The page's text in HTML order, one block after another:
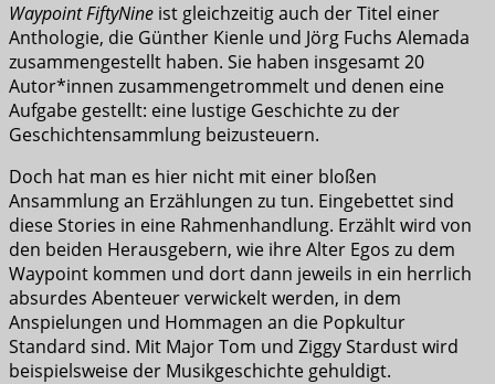
Waypoint FiftyNine ist gleichzeitig auch der Titel einer
Anthologie, die Günther Kienle und Jörg Fuchs Alemada
zusammengestellt haben. Sie haben insgesamt 20
Autor*innen zusammengetrommelt und denen eine
Aufgabe gestellt: eine lustige Geschichte zu der
Geschichtensammlung beizusteuern.
Doch hat man es hier nicht mit einer bloßen
Ansammlung an Erzählungen zu tun. Eingebettet sind
diese Stories in eine Rahmenhandlung. Erzählt wird von
den beiden Herausgebern, wie ihre Alter Egos zu dem
Waypoint kommen und dort dann jeweils in ein herrlich
absurdes Abenteuer verwickelt werden, in dem
Anspielungen und Hommagen an die Popkultur
Standard sind. Mit Major Tom und Ziggy Stardust wird
beispielsweise der Musikgeschichte gehuldigt.